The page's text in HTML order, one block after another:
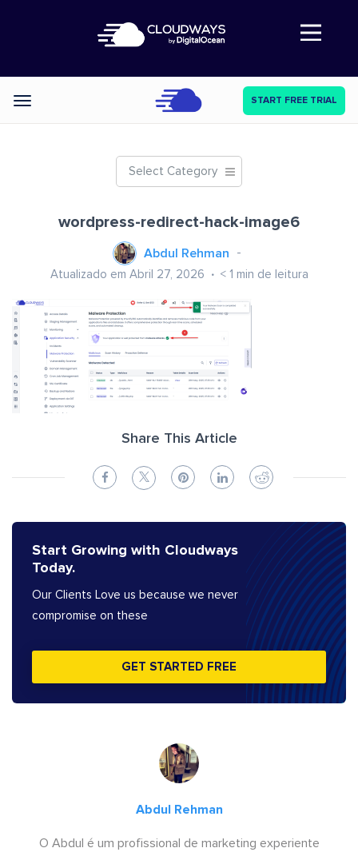
Abre a navegação
Categories START FREE TRIAL
Select Category
wordpress-redirect-hack-image6
Abdul Rehman
Atualizado em Abril 27, 2026 < 1 min de leitura
Share This Article
Start Growing with Cloudways
Today.
Our Clients Love us because we never
compromise on these
GET STARTED FREE
Abdul Rehman
O Abdul é um profissional de marketing experiente